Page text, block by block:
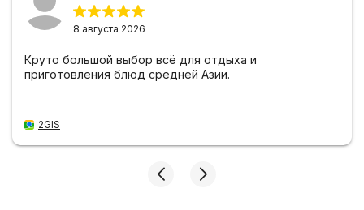
8 августа 2026
Круто большой выбор всё для отдыха и
приготовления блюд средней Азии.
2GIS